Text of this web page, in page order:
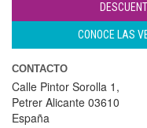
CONOCE LAS
CONTACTO
Calle Pintor Sorolla 1,
Petrer Alicante 03610
España